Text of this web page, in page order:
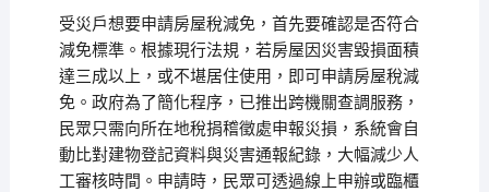
受災戶想要申請房屋稅減免，首先要確認是否符合
減免標準。根據現行法規，若房屋因災害毀損面積
達三成以上，或不堪居住使用，即可申請房屋稅減
免。政府為了簡化程序，已推出跨機關查調服務，
民眾只需向所在地稅捐稽徵處申報災損，系統會自
動比對建物登記資料與災害通報紀錄，大幅減少人
工審核時間。申請時，民眾可透過線上申辦或臨櫃